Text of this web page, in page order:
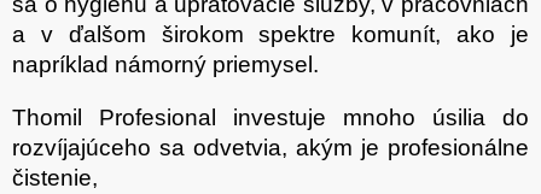
a v ďalšom širokom spektre komunít, ako je
napríklad námorný priemysel.
Thomil Profesional investuje mnoho úsilia do
rozvíjajúceho sa odvetvia, akým je profesionálne
čistenie,